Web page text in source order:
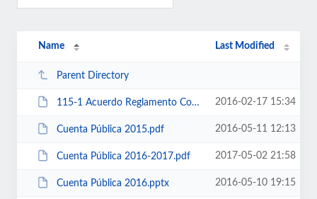
Name Last Modified
Parent Directory
115-1 Acuerdo Reglamento Concejo.PDF 2016-02-17 15:34
Cuenta Pública 2015.pdf 2016-05-11 12:13
Cuenta Pública 2016-2017.pdf 2017-05-02 21:58
Cuenta Pública 2016.pptx 2016-05-10 19:15